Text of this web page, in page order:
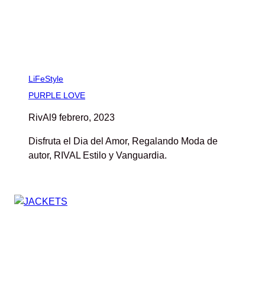
LiFeStyle
PURPLE LOVE
RivAl 9 febrero, 2023
Disfruta el Dia del Amor, Regalando Moda de
autor, RIVAL Estilo y Vanguardia.